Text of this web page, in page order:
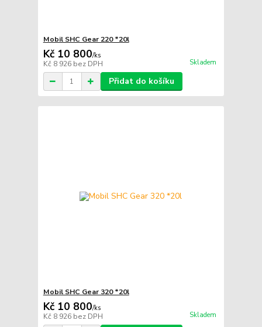
Mobil SHC Gear 220 *20l
Kč 10 800/ks
Kč 8 926 bez DPH Skladem
Přidat do košíku
Mobil SHC Gear 320 *20l
Kč 10 800/ks
Kč 8 926 bez DPH Skladem